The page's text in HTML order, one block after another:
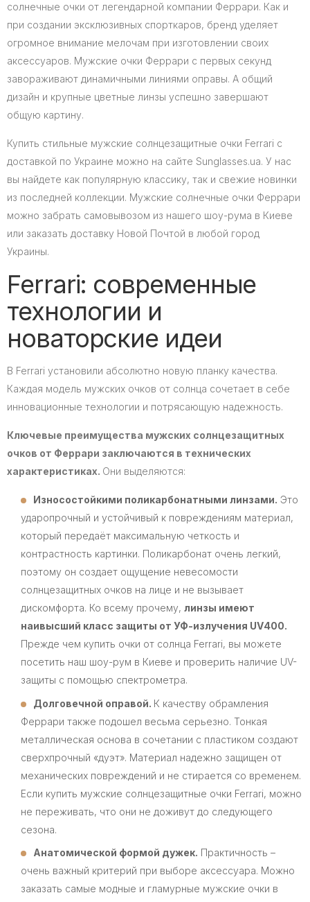
солнечные очки от легендарной компании Феррари. Как и
при создании эксклюзивных спорткаров, бренд уделяет
огромное внимание мелочам при изготовлении своих
аксессуаров. Мужские очки Феррари с первых секунд
завораживают динамичными линиями оправы. А общий
дизайн и крупные цветные линзы успешно завершают
общую картину.
Купить стильные мужские солнцезащитные очки Ferrari с
доставкой по Украине можно на сайте Sunglasses.ua. У нас
вы найдете как популярную классику, так и свежие новинки
из последней коллекции. Мужские солнечные очки Феррари
можно забрать самовывозом из нашего шоу-рума в Киеве
или заказать доставку Новой Почтой в любой город
Украины.
Ferrari: современные
технологии и
новаторские идеи
В Ferrari установили абсолютно новую планку качества.
Каждая модель мужских очков от солнца сочетает в себе
инновационные технологии и потрясающую надежность.
Ключевые преимущества мужских солнцезащитных
очков от Феррари заключаются в технических
характеристиках. Они выделяются:
Износостойкими поликарбонатными линзами. Это
ударопрочный и устойчивый к повреждениям материал,
который передаёт максимальную четкость и
контрастность картинки. Поликарбонат очень легкий,
поэтому он создает ощущение невесомости
солнцезащитных очков на лице и не вызывает
дискомфорта. Ко всему прочему, линзы имеют
наивысший класс защиты от УФ-излучения UV400.
Прежде чем купить очки от солнца Ferrari, вы можете
посетить наш шоу-рум в Киеве и проверить наличие UV-
защиты с помощью спектрометра.
Долговечной оправой. К качеству обрамления
Феррари также подошел весьма серьезно. Тонкая
металлическая основа в сочетании с пластиком создают
сверхпрочный «дуэт». Материал надежно защищен от
механических повреждений и не стирается со временем.
Если купить мужские солнцезащитные очки Ferrari, можно
не переживать, что они не доживут до следующего
сезона.
Анатомической формой дужек. Практичность –
очень важный критерий при выборе аксессуара. Можно
заказать самые модные и гламурные мужские очки в